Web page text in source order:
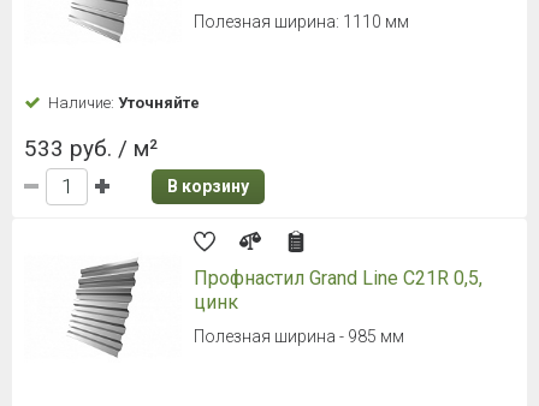
Полезная ширина: 1110 мм
Наличие: Уточняйте
533 руб. / м²
В корзину
Профнастил Grand Line С21R 0,5,
цинк
Полезная ширина - 985 мм